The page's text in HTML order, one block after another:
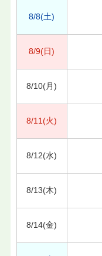
8/8(土)
8/9(日)
8/10(月)
8/11(火)
8/12(水)
8/13(木)
8/14(金)